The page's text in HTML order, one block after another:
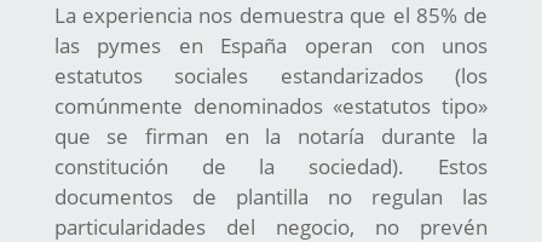
La experiencia nos demuestra que el 85% de
las pymes en España operan con unos
estatutos sociales estandarizados (los
comúnmente denominados «estatutos tipo»
que se firman en la notaría durante la
constitución de la sociedad). Estos
documentos de plantilla no regulan las
particularidades del negocio, no prevén